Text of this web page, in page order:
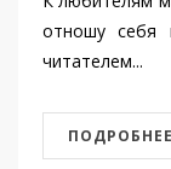
отношу себя
читателем...
ПОДРОБНЕЕ